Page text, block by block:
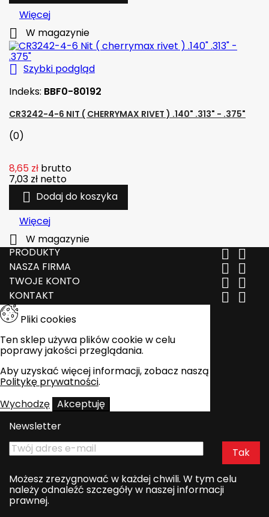
Więcej
 W magazynie
 Szybki podgląd
Indeks: BBF0-80192
CR3242-4-6 NIT ( CHERRYMAX RIVET ) .140" .313" - .375"
(0)
8,65 zł brutto
7,03 zł netto
 Dodaj do koszyka
Więcej

W magazynie
PRODUKTY
 
NASZA FIRMA  
TWOJE KONTO  
KONTAKT  
Pliki cookies
Ten sklep używa plików cookie w celu
poprawy jakości przeglądania.
Aby uzyskać więcej informacji, zobacz naszą
Politykę prywatności.
Wychodzę Akceptuję
Newsletter
Możesz zrezygnować w każdej chwili. W tym celu
należy odnaleźć szczegóły w naszej informacji
prawnej.